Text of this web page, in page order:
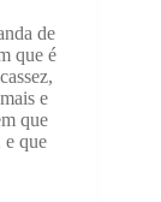
de
que é
e
que
e que